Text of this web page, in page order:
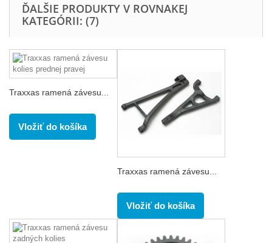
ĎALŠIE PRODUKTY V ROVNAKEJ
KATEGÓRII: (7)
Traxxas ramená závesu...
Vložiť do košíka
Traxxas ramená závesu...
Vložiť do košíka